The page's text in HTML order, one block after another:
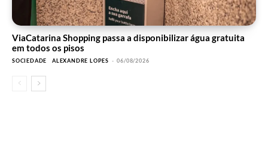
ViaCatarina Shopping passa a disponibilizar água gratuita
em todos os pisos
SOCIEDADE ALEXANDRE LOPES - 06/08/2026